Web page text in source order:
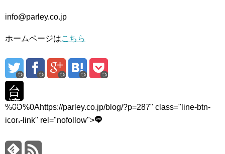
info@parley.co.jp
ホームページはこちら
台
湾
パ
ト
%0D%0Ahttps://parley.co.jp/blog/?p=287" class="line-btn-
icon-link" rel="nofollow">